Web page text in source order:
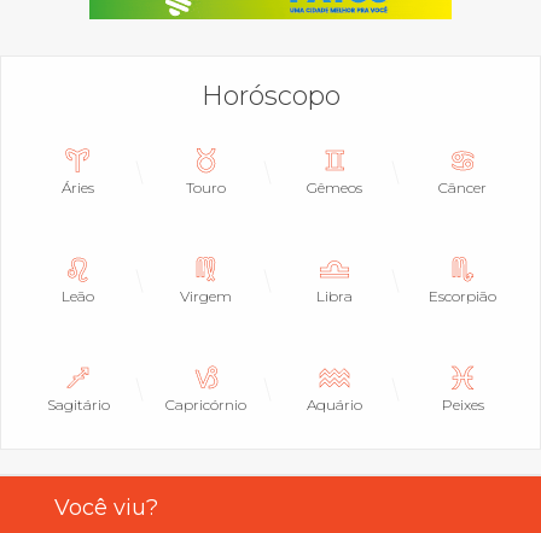
Horóscopo
Áries Touro Gêmeos Câncer
Leão Virgem Libra Escorpião
Sagitário Capricórnio Aquário Peixes
Você viu?